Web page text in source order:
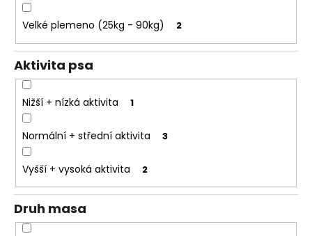
Velké plemeno (25kg - 90kg) 2
Aktivita psa
Nižší + nízká aktivita 1
Normální + střední aktivita 3
Vyšší + vysoká aktivita 2
Druh masa
D
o
p
o
u
č
u